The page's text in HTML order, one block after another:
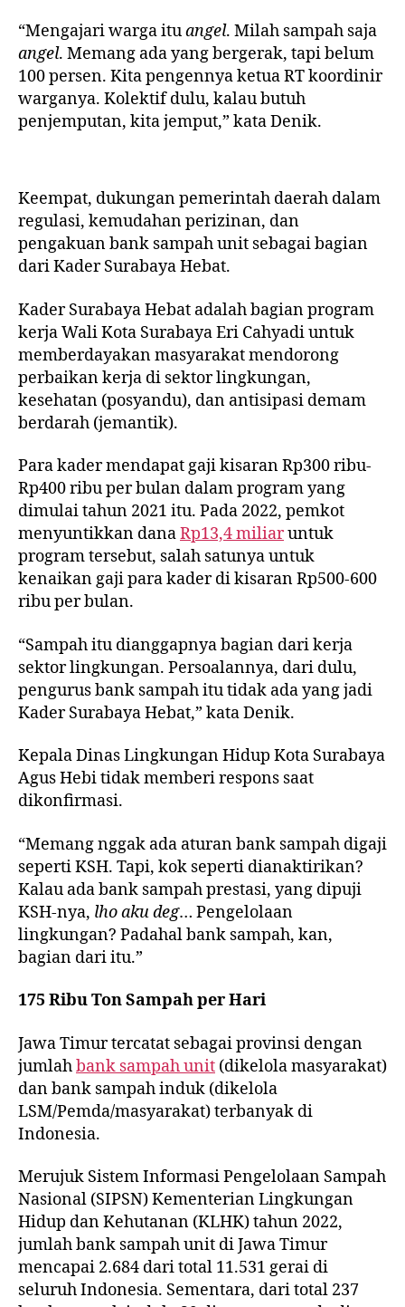
“Mengajari warga ituangel. Milah sampah saja
angel. Memang ada yang bergerak, tapi belum
100 persen. Kita pengennya ketua RT koordinir
warganya. Kolektif dulu, kalau butuh
penjemputan, kita jemput,” kata Denik.
Keempat, dukungan pemerintah daerah dalam
regulasi, kemudahan perizinan, dan
pengakuan bank sampah unit sebagai bagian
dari Kader Surabaya Hebat.
Kader Surabaya Hebat adalah bagian program
kerja Wali Kota Surabaya Eri Cahyadi untuk
memberdayakan masyarakat mendorong
perbaikan kerja di sektor lingkungan,
kesehatan (posyandu), dan antisipasi demam
berdarah (jemantik).
Para kader mendapat gaji kisaran Rp300 ribu-
Rp400 ribu per bulan dalam program yang
dimulai tahun 2021 itu. Pada 2022, pemkot
menyuntikkan danaRp13,4 miliaruntuk
program tersebut, salah satunya untuk
kenaikan gaji para kader di kisaran Rp500-600
ribu per bulan.
“Sampah itu dianggapnya bagian dari kerja
sektor lingkungan. Persoalannya, dari dulu,
pengurus bank sampah itu tidak ada yang jadi
Kader Surabaya Hebat,” kata Denik.
Kepala Dinas Lingkungan Hidup Kota Surabaya
Agus Hebi tidak memberi respons saat
dikonfirmasi.
“Memang nggak ada aturan bank sampah digaji
seperti KSH. Tapi, kok seperti dianaktirikan?
Kalau ada bank sampah prestasi, yang dipuji
KSH-nya, lhoaku deg… Pengelolaan
lingkungan? Padahal bank sampah, kan,
bagian dari itu.”
175 Ribu Ton Sampah per Hari
Jawa Timur tercatat sebagai provinsi dengan
jumlahbank sampah unit (dikelola masyarakat)
dan bank sampah induk (dikelola
LSM/Pemda/masyarakat) terbanyak di
Indonesia.
Merujuk Sistem Informasi Pengelolaan Sampah
Nasional (SIPSN) Kementerian Lingkungan
Hidup dan Kehutanan (KLHK) tahun 2022,
jumlah bank sampah unit di Jawa Timur
mencapai 2.684 dari total 11.531 gerai di
seluruh Indonesia. Sementara, dari total 237